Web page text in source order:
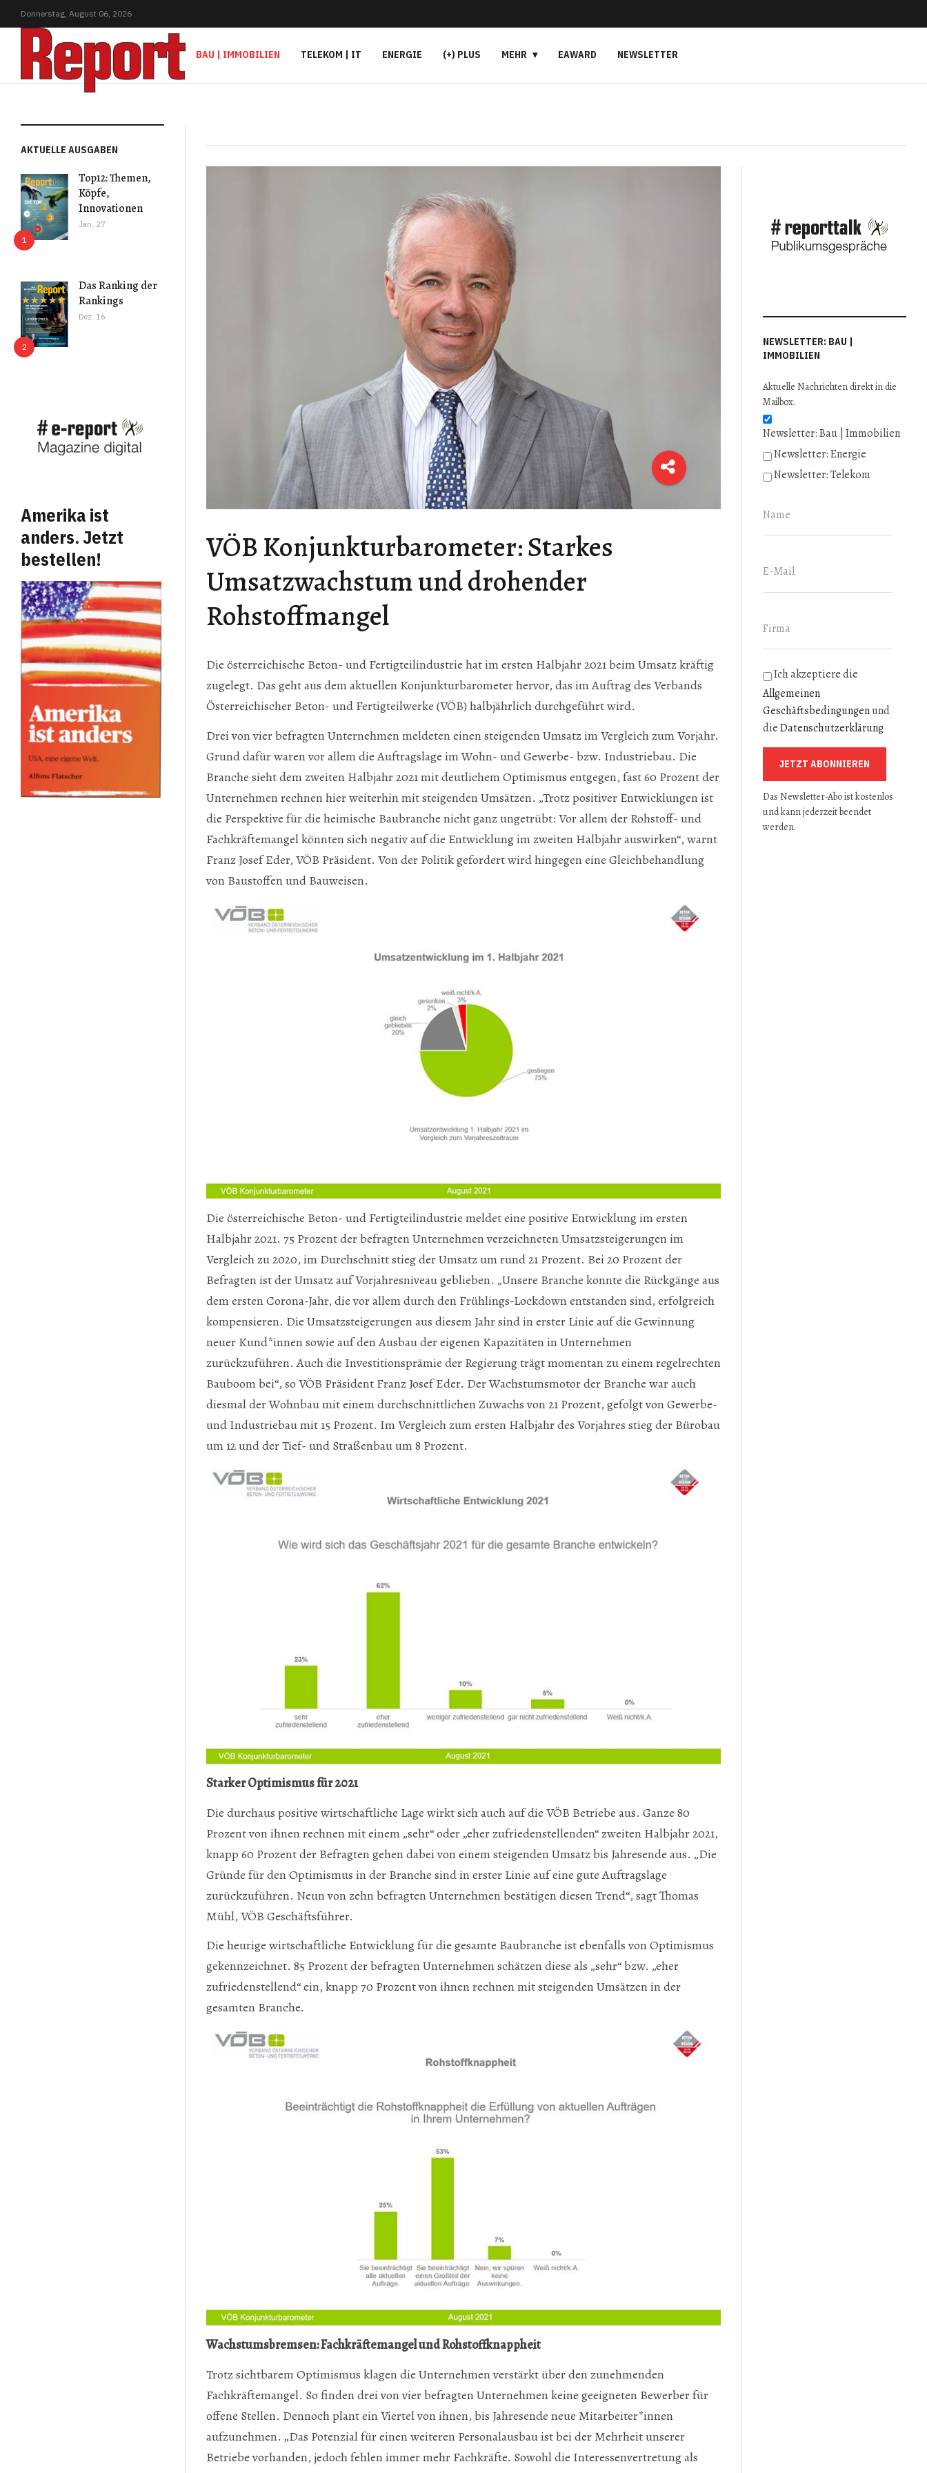
Donnerstag, August 06, 2026
BAU | IMMOBILIEN TELEKOM | IT ENERGIE (+) PLUS MEHR EAWARD NEWSLETTER
AKTUELLE AUSGABEN
Top12: Themen,
Köpfe,
Innovationen
Jän..27
Das Ranking der
Rankings
Dez..16
Amerika ist
anders. Jetzt
bestellen!
VÖB Konjunkturbarometer: Starkes
Umsatzwachstum und drohender
Rohstoffmangel
Die österreichische Beton- und Fertigteilindustrie hat im ersten Halbjahr 2021 beim Umsatz kräftig
zugelegt. Das geht aus dem aktuellen Konjunkturbarometer hervor, das im Auftrag des Verbands
Österreichischer Beton- und Fertigteilwerke (VÖB) halbjährlich durchgeführt wird.
Drei von vier befragten Unternehmen meldeten einen steigenden Umsatz im Vergleich zum Vorjahr.
Grund dafür waren vor allem die Auftragslage im Wohn- und Gewerbe- bzw. Industriebau. Die
Branche sieht dem zweiten Halbjahr 2021 mit deutlichem Optimismus entgegen, fast 60 Prozent der
Unternehmen rechnen hier weiterhin mit steigenden Umsätzen. „Trotz positiver Entwicklungen ist
die Perspektive für die heimische Baubranche nicht ganz ungetrübt: Vor allem der Rohstoff- und
Fachkräftemangel könnten sich negativ auf die Entwicklung im zweiten Halbjahr auswirken“, warnt
Franz Josef Eder, VÖB Präsident. Von der Politik gefordert wird hingegen eine Gleichbehandlung
von Baustoffen und Bauweisen.
Die österreichische Beton- und Fertigteilindustrie meldet eine positive Entwicklung im ersten
Halbjahr 2021. 75 Prozent der befragten Unternehmen verzeichneten Umsatzsteigerungen im
Vergleich zu 2020, im Durchschnitt stieg der Umsatz um rund 21 Prozent. Bei 20 Prozent der
Befragten ist der Umsatz auf Vorjahresniveau geblieben. „Unsere Branche konnte die Rückgänge aus
dem ersten Corona-Jahr, die vor allem durch den Frühlings-Lockdown entstanden sind, erfolgreich
kompensieren. Die Umsatzsteigerungen aus diesem Jahr sind in erster Linie auf die Gewinnung
neuer Kund*innen sowie auf den Ausbau der eigenen Kapazitäten in Unternehmen
zurückzuführen. Auch die Investitionsprämie der Regierung trägt momentan zu einem regelrechten
Bauboom bei“, so VÖB Präsident Franz Josef Eder. Der Wachstumsmotor der Branche war auch
diesmal der Wohnbau mit einem durchschnittlichen Zuwachs von 21 Prozent, gefolgt von Gewerbe-
und Industriebau mit 15 Prozent. Im Vergleich zum ersten Halbjahr des Vorjahres stieg der Bürobau
um 12 und der Tief- und Straßenbau um 8 Prozent.
Starker Optimismus für 2021
Die durchaus positive wirtschaftliche Lage wirkt sich auch auf die VÖB Betriebe aus. Ganze 80
Prozent von ihnen rechnen mit einem „sehr“ oder „eher zufriedenstellenden“ zweiten Halbjahr 2021,
knapp 60 Prozent der Befragten gehen dabei von einem steigenden Umsatz bis Jahresende aus. „Die
Gründe für den Optimismus in der Branche sind in erster Linie auf eine gute Auftragslage
zurückzuführen. Neun von zehn befragten Unternehmen bestätigen diesen Trend“, sagt Thomas
Mühl, VÖB Geschäftsführer.
Die heurige wirtschaftliche Entwicklung für die gesamte Baubranche ist ebenfalls von Optimismus
gekennzeichnet. 85 Prozent der befragten Unternehmen schätzen diese als „sehr“ bzw. „eher
zufriedenstellend“ ein, knapp 70 Prozent von ihnen rechnen mit steigenden Umsätzen in der
gesamten Branche.
Wachstumsbremsen: Fachkräftemangel und Rohstoffknappheit
Trotz sichtbarem Optimismus klagen die Unternehmen verstärkt über den zunehmenden
Fachkräftemangel. So finden drei von vier befragten Unternehmen keine geeigneten Bewerber für
offene Stellen. Dennoch plant ein Viertel von ihnen, bis Jahresende neue Mitarbeiter*innen
aufzunehmen. „Das Potenzial für einen weiteren Personalausbau ist bei der Mehrheit unserer
Betriebe vorhanden, jedoch fehlen immer mehr Fachkräfte. Sowohl die Interessenvertretung als
NEWSLETTER: BAU |
IMMOBILIEN
Aktuelle Nachrichten direkt in die
Mailbox.
Newsletter: Bau | Immobilien
Newsletter: Energie
Newsletter: Telekom
Ich akzeptiere die
Allgemeinen
Geschäftsbedingungenund
dieDatenschutzerklärung
JETZT ABONNIEREN
Das Newsletter-Abo ist kostenlos
und kann jederzeit beendet
werden.